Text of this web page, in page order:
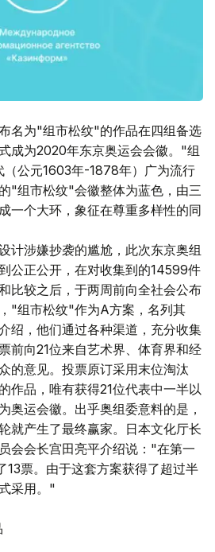
名为"组市松纹"的作品在四组备选
成为2020年东京奥运会会徽。"组
公元1603年-1878年）广为流行
"组市松纹"会徽整体为蓝色，由三
一个大环，象征在尊重多样性的同
计涉嫌抄袭的尴尬，此次东京奥组
公正公开，在对收集到的14599件
比较之后，于两周前向全社会公布
"组市松纹"作为A方案，名列其
绍，他们通过各种渠道，充分收集
前向21位来自艺术界、体育界和经
的意见。投票原订采用末位淘汰
作品，唯有获得21位代表中一半以
奥运会徽。出乎奥组委意料的是，
就产生了最终赢家。日本文化厅长
会会长宫田亮平介绍说："在第一
13票。由于这套方案获得了超过半
采用。"